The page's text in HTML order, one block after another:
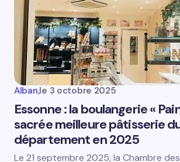
Alban,le 3 octobre 2025
Essonne : la boulangerie «
sacrée meilleure pâtisserie
département en 2025
Le 21 septembre 2025, la Chambre